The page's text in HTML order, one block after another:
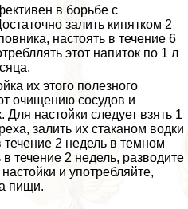
в борьбе с
залить кипятком 2
настоять в течение 6
этот напиток по 1 л
их этого полезного
очищению сосудов и
Для настойки следует взять 1
залить их стаканом водки
течение 2 недель в темном
течение 2 недель, разводите
и употрeбляйте,
пищи.